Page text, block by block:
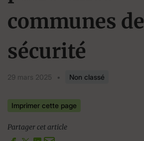
communes de
sécurité
29 mars 2025 • Non classé
Imprimer cette page
Partager cet article